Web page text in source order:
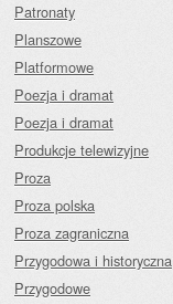
Patronaty
Planszowe
Platformowe
Poezja i dramat
Poezja i dramat
Produkcje telewizyjne
Proza
Proza polska
Proza zagraniczna
Przygodowa i historyczna
Przygodowe